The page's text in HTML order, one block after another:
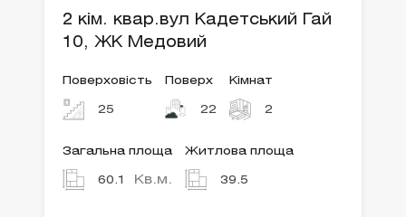
2 кім. квар.вул Кадетський Гай
10, ЖК Медовий
Поверховість
25
Поверх
22
Кімнат
2
Загальна площа
60.1 Кв.м.
Житлова площа
39.5